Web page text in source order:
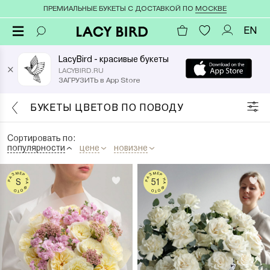
ПРЕМИАЛЬНЫЕ БУКЕТЫ С ДОСТАВКОЙ ПО МОСКВЕ
EN
×
LacyBird - красивые букеты
LACYBIRD.RU
ЗАГРУЗИТЬ в App Store
БУКЕТЫ ЦВЕТОВ ПО ПОВОДУ
Сортировать по:
популярности
цене новизне
РАЗМЕР НА ФОТО
S РАЗМЕР НА ФОТО
51